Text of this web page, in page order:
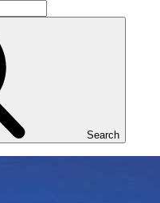
Search